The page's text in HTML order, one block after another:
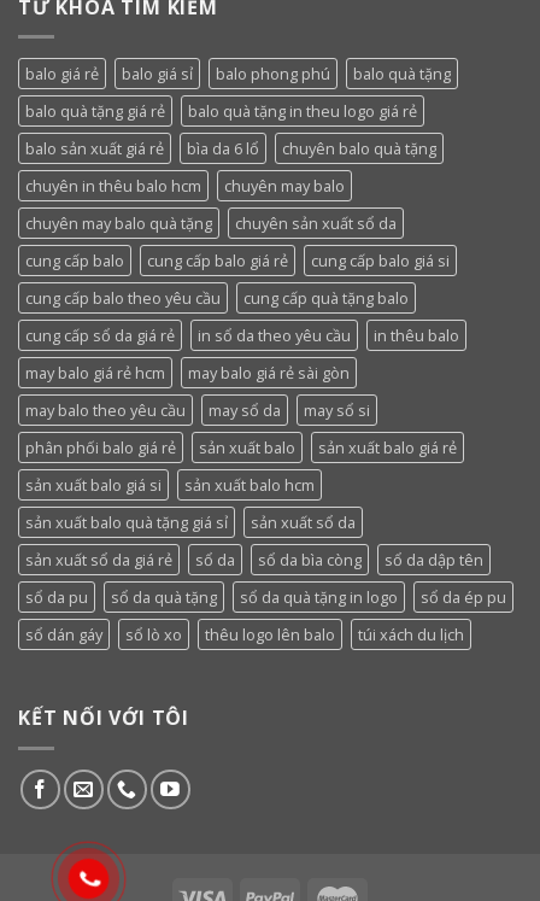
TỪ KHÓA TÌM KIẾM
balo giá rẻ balo giá sỉ balo phong phú
balo quà tặng
balo quà tặng giá rẻ
balo quà tặng in theu logo giá rẻ
balo sản xuất giá rẻ
bìa da 6 lổ
chuyên balo quà tặng
chuyên in thêu balo hcm
chuyên may balo
chuyên may balo quà tặng
chuyên sản xuất sổ da
cung cấp balo
cung cấp balo giá rẻ
cung cấp balo giá si
cung cấp balo theo yêu cầu
cung cấp quà tặng balo
cung cấp sổ da giá rẻ
in sổ da theo yêu cầu
in thêu balo
may balo giá rẻ hcm
may balo giá rẻ sài gòn
may balo theo yêu cầu
may sổ da
may sổ si
phân phối balo giá rẻ
sản xuất balo
sản xuất balo giá rẻ
sản xuất balo giá si
sản xuất balo hcm
sản xuất balo quà tặng giá sỉ
sản xuất sổ da
sản xuất sổ da giá rẻ
sổ da sổ da bìa còng
sổ da dập tên
sổ da pu
sổ da quà tặng sổ da quà tặng in logo
sổ da ép pu
sổ dán gáy
sổ lò xo thêu logo lên balo túi xách du lịch
KẾT NỐI VỚI TÔI